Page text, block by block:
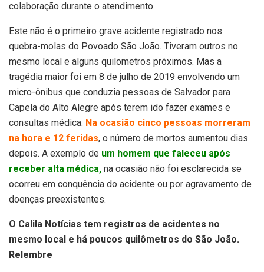
colaboração durante o atendimento.
Este não é o primeiro grave acidente registrado nos
quebra-molas do Povoado São João. Tiveram outros no
mesmo local e alguns quilometros próximos. Mas a
tragédia maior foi em 8 de julho de 2019 envolvendo um
micro-ônibus que conduzia pessoas de Salvador para
Capela do Alto Alegre após terem ido fazer exames e
consultas médica. Na ocasião cinco pessoas morreram
na hora e 12 feridas, o número de mortos aumentou dias
depois. A exemplo de um homem que faleceu após
receber alta médica, na ocasião não foi esclarecida se
ocorreu em conquência do acidente ou por agravamento de
doenças preexistentes.
O Calila Notícias tem registros de acidentes no
mesmo local e há poucos quilômetros do São João.
Relembre